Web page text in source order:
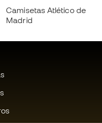
Camisetas Atlético de
Madrid